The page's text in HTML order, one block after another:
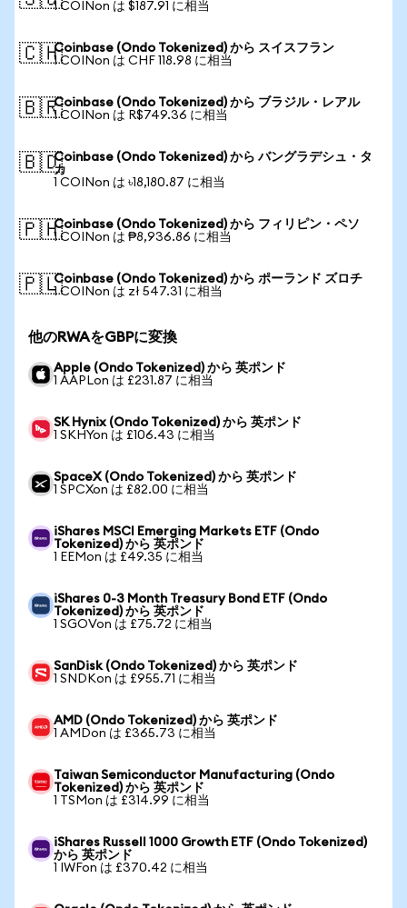
1 COINon は $187.91 に相当
🇨🇭Coinbase (Ondo Tokenized) から スイスフラン
1 COINon は CHF 118.98 に相当
🇧🇷Coinbase (Ondo Tokenized) から ブラジル・レアル
1 COINon は R$749.36 に相当
🇧🇩Coinbase (Ondo Tokenized) から バングラデシュ・タ
カ
1 COINon は ৳18,180.87 に相当
🇵🇭Coinbase (Ondo Tokenized) から フィリピン・ペソ
1 COINon は ₱8,936.86 に相当
🇵🇱Coinbase (Ondo Tokenized) から ポーランド ズロチ
1 COINon は zł 547.31 に相当
他のRWAをGBPに変換
Apple (Ondo Tokenized) から 英ポンド
1 AAPLon は £231.87 に相当
SK Hynix (Ondo Tokenized) から 英ポンド
1 SKHYon は £106.43 に相当
SpaceX (Ondo Tokenized) から 英ポンド
1 SPCXon は £82.00 に相当
iShares MSCI Emerging Markets ETF (Ondo
Tokenized) から 英ポンド
1 EEMon は £49.35 に相当
iShares 0-3 Month Treasury Bond ETF (Ondo
Tokenized) から 英ポンド
1 SGOVon は £75.72 に相当
SanDisk (Ondo Tokenized) から 英ポンド
1 SNDKon は £955.71 に相当
AMD (Ondo Tokenized) から 英ポンド
1 AMDon は £365.73 に相当
Taiwan Semiconductor Manufacturing (Ondo
Tokenized) から 英ポンド
1 TSMon は £314.99 に相当
iShares Russell 1000 Growth ETF (Ondo Tokenized)
から 英ポンド
1 IWFon は £370.42 に相当